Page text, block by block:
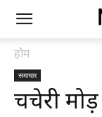
होम
समाचार
चचेरी